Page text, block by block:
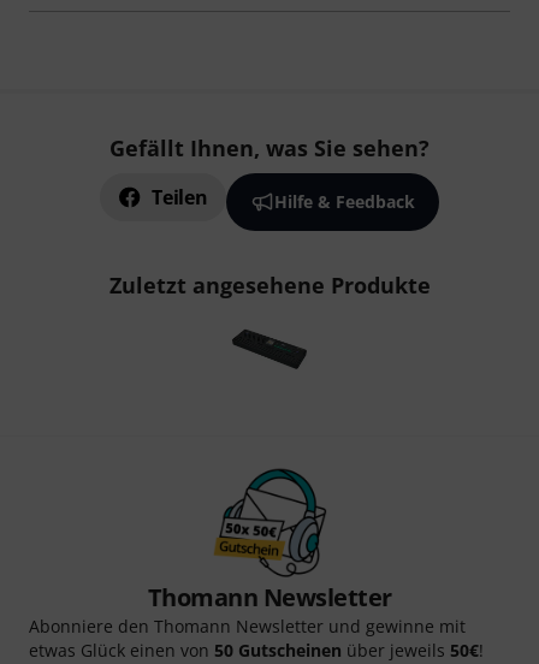
Gefällt Ihnen, was Sie sehen?
Teilen Hilfe & Feedback
Zuletzt angesehene Produkte
Thomann Newsletter
Abonniere den Thomann Newsletter und gewinne mit
etwas Glück einen von 50 Gutscheinen über jeweils 50€!